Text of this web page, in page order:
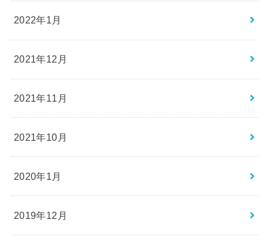
2022年1月
2021年12月
2021年11月
2021年10月
2020年1月
2019年12月